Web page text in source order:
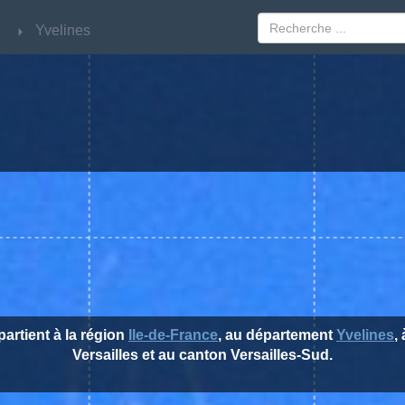
Yvelines
à la région Ile-de-France, au département Yvelines,
Versailles et au canton Versailles-Sud.
Yvelines